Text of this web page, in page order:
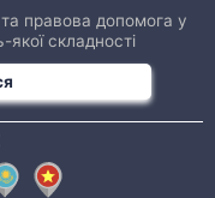
правова допомога у
якої складності